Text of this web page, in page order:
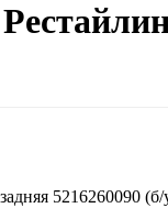
5216260090